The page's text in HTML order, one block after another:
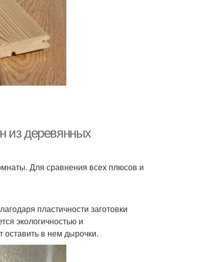
из деревянных
Для сравнения всех плюсов и
пластичности заготовки
экологичностью и
в нем дырочки.